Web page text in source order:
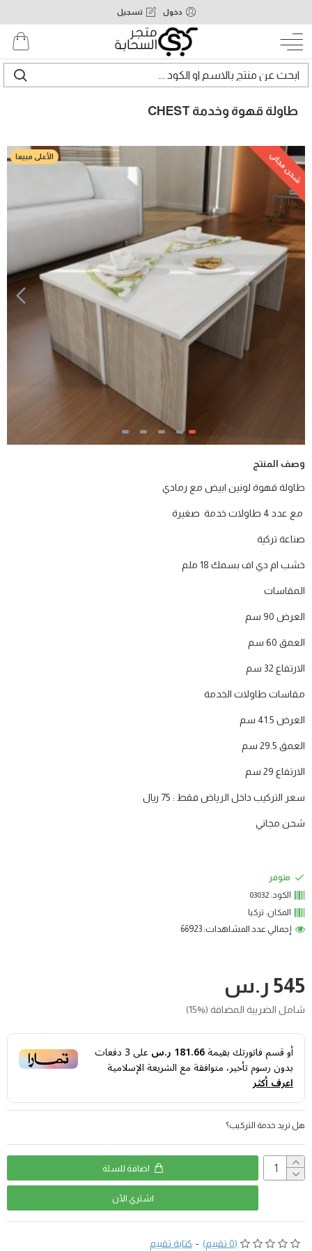
دخول تسجيل
طاولة قهوة وخدمة CHEST
الأعلى مبيعا شحن مجاني
وصف المنتج
طاولة قهوة لونين ابيض مع رمادي
مع عدد 4 طاولات خدمة صغيرة
صناعة تركية
خشب ام دي اف بسمك 18 ملم
المقاسات
العرض 90 سم
العمق 60 سم
الارتفاع 32 سم
مقاسات طاولات الخدمة
العرض 41.5 سم
العمق 29.5 سم
الارتفاع 29 سم
سعر التركيب داخل الرياض فقط : 75 ريال
شحن مجاني
(0 تقييم) - كتابة تقييم
545 ر.س
شامل الضريبة المضافة (%15)
متوفر
الكود: 03032
المكان: تركيا
إجمالي عدد المشاهدات: 66923
أو قسم فاتورتك بقيمة181.66 ر.س على3دفعات
بدون رسوم تأخير، متوافقة مع الشريعة الإسلامية
اعرف أكثر
هل تريد خدمة التركيب؟
اضافة للسلة
اشتري اﻵن